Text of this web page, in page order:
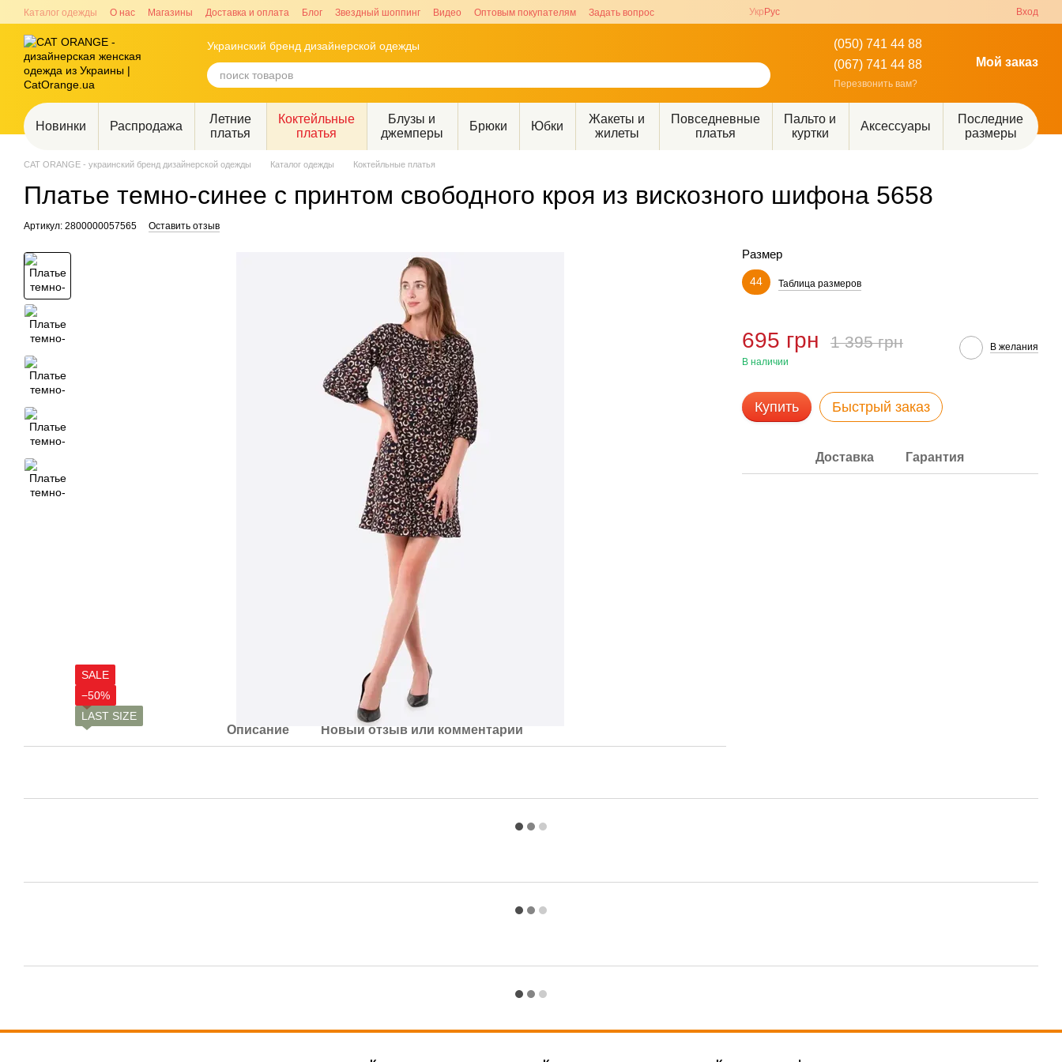
Перейти к основному контенту
Каталог одежды О нас Магазины Доставка и оплата Блог Звездный шоппинг Видео Оптовым покупателям Задать вопрос Укр Рус Вход
Украинский бренд дизайнерской одежды
(050) 741 44 88
(067) 741 44 88
Перезвонить вам?
Мой заказ
Новинки Распродажа
Летние
платья
Коктейльные
платья
Блузы и
джемперы
Брюки Юбки
Жакеты и
жилеты
Повседневные
платья
Пальто и
куртки
Аксессуары
Последние
размеры
CAT ORANGE - украинский бренд дизайнерской одежды Каталог одежды Коктейльные платья
Платье темно-синее с принтом свободного кроя из вискозного шифона 5658
Артикул: 2800000057565 Оставить отзыв
SALE
−50%
LAST SIZE
Описание Новый отзыв или комментарий
Размер
44 Таблица размеров
695 грн 1 395 грн
В наличии
В желания
Купить Быстрый заказ
Доставка Гарантия